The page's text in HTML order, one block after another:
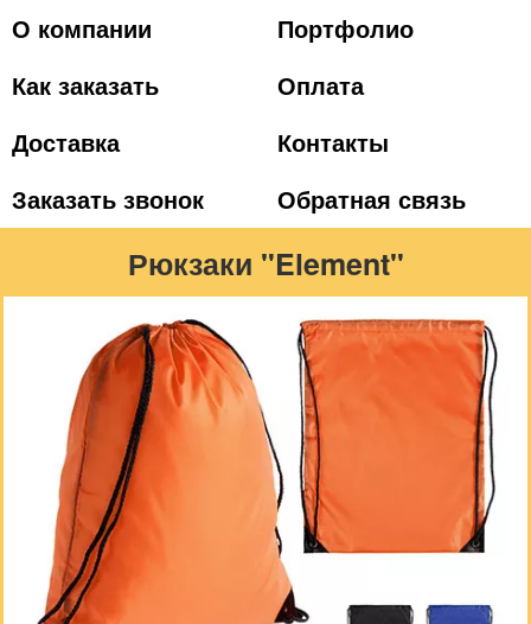
О компании
Портфолио
Как заказать
Оплата
Доставка
Контакты
Заказать звонок
Обратная связь
Рюкзаки "Element"